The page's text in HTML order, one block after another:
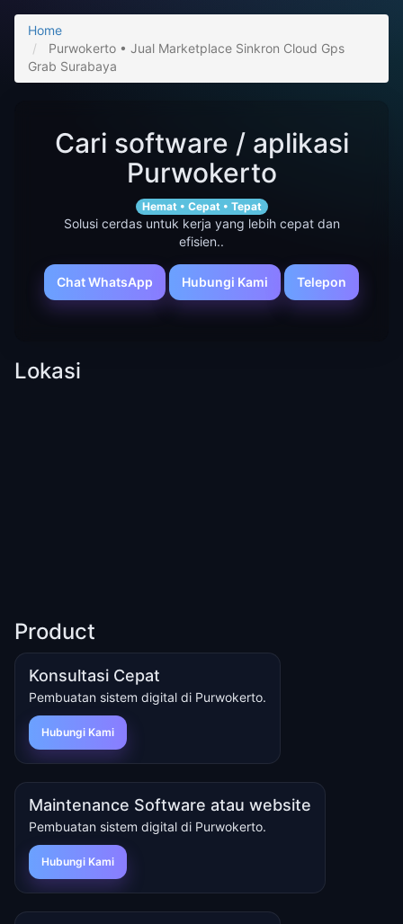
Home
Purwokerto • Jual Marketplace Sinkron Cloud Gps
Grab Surabaya
Cari software / aplikasi
Purwokerto
Hemat • Cepat • Tepat
Solusi cerdas untuk kerja yang lebih cepat dan
efisien..
Chat WhatsApp Hubungi Kami Telepon
Lokasi
Product
Konsultasi Cepat
Pembuatan sistem digital di Purwokerto.
Hubungi Kami
Maintenance Software atau website
Pembuatan sistem digital di Purwokerto.
Hubungi Kami